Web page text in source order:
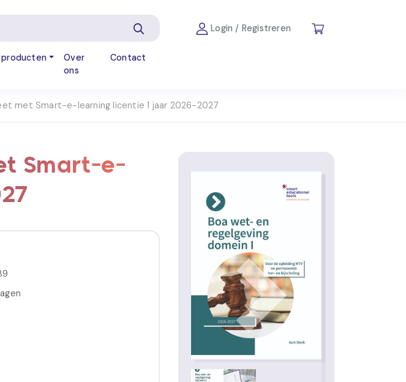
producten
Over
ons
Contact
Login / Registreren
met Smart-e-learning licentie 1 jaar 2026-2027
Smart-e-